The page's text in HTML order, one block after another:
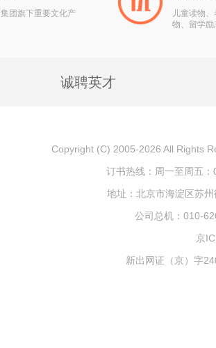
团旗下重要文化产
儿童读物
物、留学
诚聘英才
Copyright (C) 2005-2026 All Rights
订书热线：周一至周五
地址：北京市海淀区苏
公司总机：010-
京
新出网证（京）字